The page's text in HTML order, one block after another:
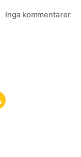
Inga kommentarertill